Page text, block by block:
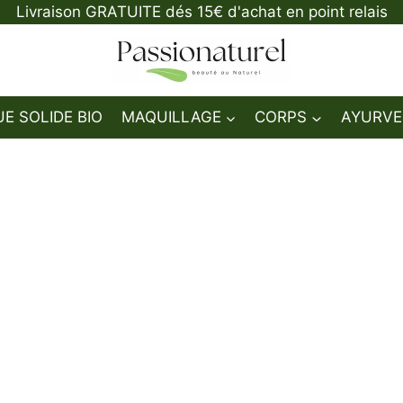
Livraison GRATUITE dés 15€ d'achat en point relais
SOLIDE BIO MAQUILLAGE CORPS